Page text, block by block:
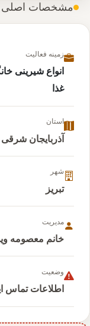
مشخصات اصلی
زمینه فعالیت
انواع شیرینی
غذا
استان
آذربایجان شرقی
شهر
تبریز
مدیریت
خانم معصومه
وضعیت
اطلاعات تماس این